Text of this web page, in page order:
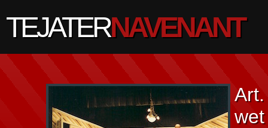
TEJATERNAVENANT
wet